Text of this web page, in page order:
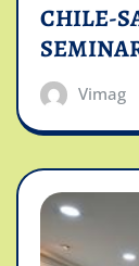
CHILE-
Vimag